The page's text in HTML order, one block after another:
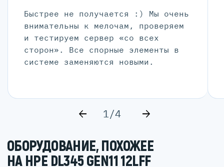
Быстрее не получается :) Мы очень
внимательны к мелочам, проверяем
и тестируем сервер «со всех
сторон». Все спорные элементы в
системе заменяются новыми.
1/4
ОБОРУДОВАНИЕ, ПОХОЖЕЕ
НА HPE DL345 GEN11 12LFF